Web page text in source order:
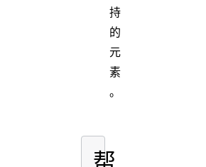
持
的
元
素
。
帮